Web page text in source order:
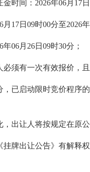
时间：2026年06月17
17日09时00分至2026
06月26日09时30分；
须有一次有效报价，
已启动限时竞价程序
出让人将按规定在原
牌出让公告》有解释权